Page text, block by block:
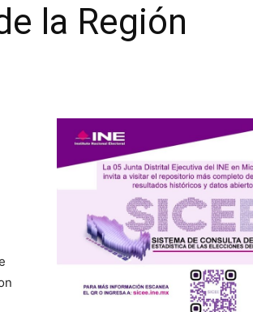
la Región